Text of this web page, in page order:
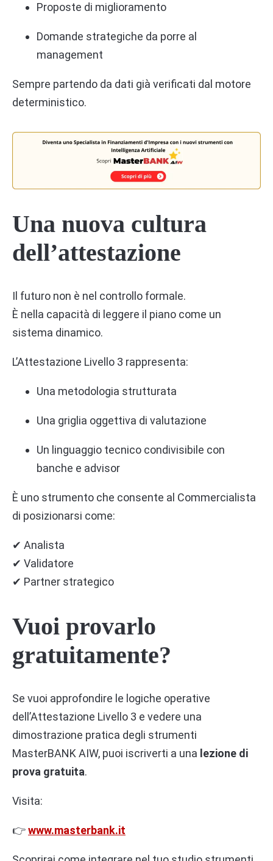
Proposte di miglioramento
Domande strategiche da porre al
management
Sempre partendo da dati già verificati dal motore
deterministico.
Una nuova cultura
dell’attestazione
Il futuro non è nel controllo formale.
È nella capacità di leggere il piano come un
sistema dinamico.
L’Attestazione Livello 3 rappresenta:
Una metodologia strutturata
Una griglia oggettiva di valutazione
Un linguaggio tecnico condivisibile con
banche e advisor
È uno strumento che consente al Commercialista
di posizionarsi come:
✔ Analista
✔ Validatore
✔ Partner strategico
Vuoi provarlo
gratuitamente?
Se vuoi approfondire le logiche operative
dell’Attestazione Livello 3 e vedere una
dimostrazione pratica degli strumenti
MasterBANK AIW, puoi iscriverti a una lezione di
prova gratuita.
Visita:
👉www.masterbank.it